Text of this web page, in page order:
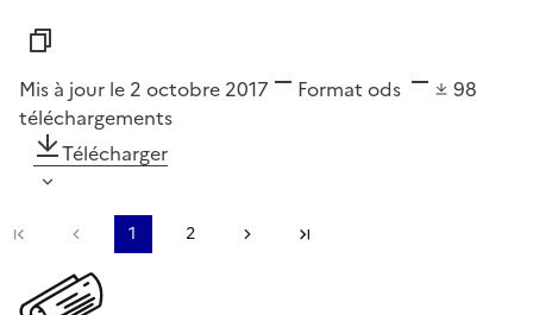
Mis à jour le 2 octobre 2017 Format ods
98
téléchargements
Télécharger
Première pagePage précédente
1 2 Page suivante